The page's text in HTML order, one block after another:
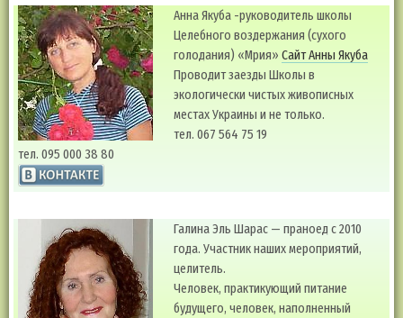
Анна Якуба -руководитель школы
Целебного воздержания (сухого
голодания) «Мрия» Сайт Анны Якуба
Проводит заезды Школы в
экологически чистых живописных
местах Украины и не только.
тел. 067 564 75 19
тел. 095 000 38 80
Галина Эль Шарас — праноед с 2010
года. Участник наших мероприятий,
целитель.
Человек, практикующий питание
будущего, человек, наполненный